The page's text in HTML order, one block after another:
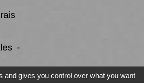
-
- Accessibilité -
and gives you control over what you want